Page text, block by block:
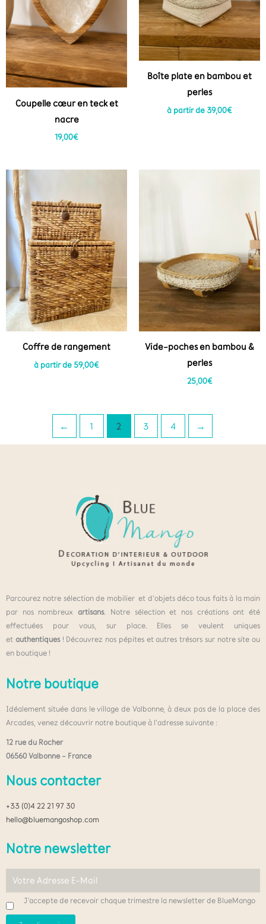
Coupelle cœur en teck et
nacre
19,00€
Boîte plate en bambou et
perles
à partir de 39,00€
Coffre de rangement
à partir de 59,00€
Vide-poches en bambou &
perles
25,00€
← 1 2 3 4 →
Parcourez notre sélection de mobilier et d’objets déco tous faits à la main
par nos nombreuxartisans. Notre sélection et nos créations ont été
effectuées pour vous, sur place. Elles se veulent uniques
et authentiques! Découvrez nos pépites et autres trésors sur notre site ou
en boutique !
Notre boutique
Idéalement située dans le village de Valbonne, à deux pas de la place des
Arcades, venez découvrir notre boutique à l’adresse suivante :
12 rue du Rocher
06560 Valbonne – France
Nous contacter
+33 (0)4 22 21 97 30
hello@bluemangoshop.com
Notre newsletter
J'accepte de recevoir chaque trimestre la newsletter de BlueMango